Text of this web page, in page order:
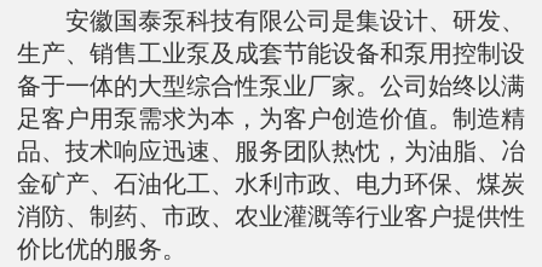
安徽国泰泵科技有限公司是集设计、研发、
生产、销售工业泵及成套节能设备和泵用控制设
备于一体的大型综合性泵业厂家。公司始终以满
足客户用泵需求为本，为客户创造价值。制造精
品、技术响应迅速、服务团队热忱，为油脂、冶
金矿产、石油化工、水利市政、电力环保、煤炭
消防、制药、市政、农业灌溉等行业客户提供性
价比优的服务。